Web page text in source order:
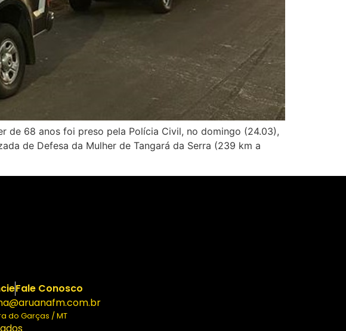
de 68 anos foi preso pela Polícia Civil, no domingo (24.03),
de Defesa da Mulher de Tangará da Serra (239 km a
Fale Conosco
do Garças / MT